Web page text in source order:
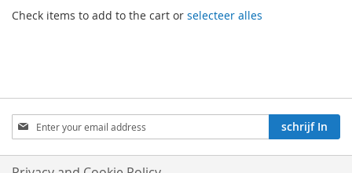
Check items to add to the cart or selecteer alles
Aboneren
op
onze
nieuwsbrief:
schrijf In